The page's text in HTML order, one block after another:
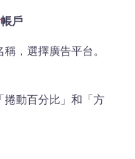
帳戶
，選擇廣告平台。
捲動百分比」和「方